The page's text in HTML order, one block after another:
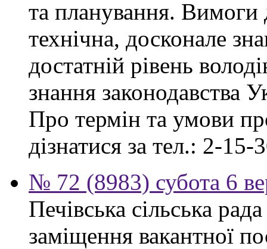
та планування. Вимоги
технічна, досконале
достатній рівень
знання законодавства
Про термін та умови
дізнатися за тел.: 2-
№ 72 (8983) субота 6
Печівська сільська
заміщення вакантної